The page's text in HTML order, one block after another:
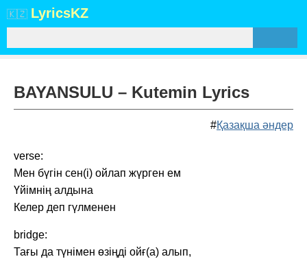
🇰🇿 LyricsKZ
BAYANSULU – Kutemin Lyrics
#Қазақша әндер
verse:
Мен бүгін сен(і) ойлап жүрген ем
Үйімнің алдына
Келер деп гүлменен
bridge:
Тағы да түнімен өзіңді ойғ(а) алып,